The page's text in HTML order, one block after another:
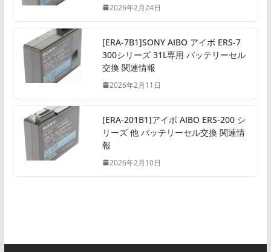
2026年2月24日
[ERA-7B1]SONY AIBO アイボ ERS-7
300シリーズ 31L専用 バッテリーセル
交換 関連情報
2026年2月11日
[ERA-201B1]アイボ AIBO ERS-200 シ
リーズ 他 バッテリーセル交換 関連情
報
2026年2月10日